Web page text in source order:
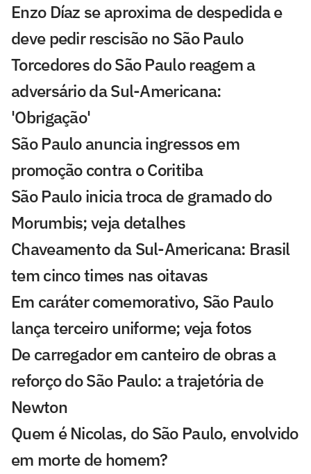
Enzo Díaz se aproxima de despedida e
deve pedir rescisão no São Paulo
Torcedores do São Paulo reagem a
adversário da Sul-Americana:
'Obrigação'
São Paulo anuncia ingressos em
promoção contra o Coritiba
São Paulo inicia troca de gramado do
Morumbis; veja detalhes
Chaveamento da Sul-Americana: Brasil
tem cinco times nas oitavas
Em caráter comemorativo, São Paulo
lança terceiro uniforme; veja fotos
De carregador em canteiro de obras a
reforço do São Paulo: a trajetória de
Newton
Quem é Nicolas, do São Paulo, envolvido
em morte de homem?